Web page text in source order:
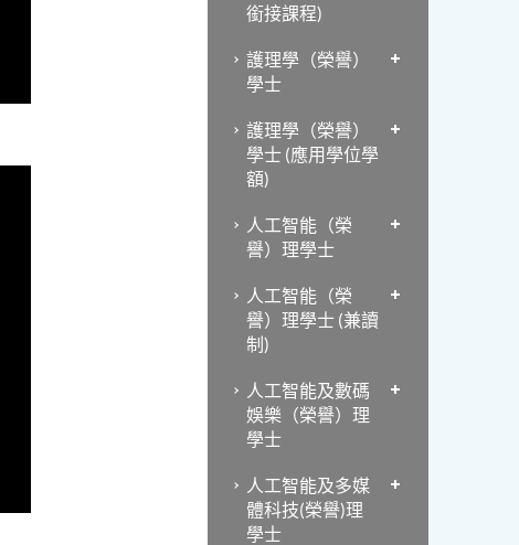
銜接課程)
護理學（榮譽）
學士
護理學（榮譽）
學士 (應用學位學
額)
人工智能（榮
譽）理學士
人工智能（榮
譽）理學士 (兼讀
制)
人工智能及數碼
娛樂（榮譽）理
學士
人工智能及多媒
體科技(榮譽)理
學士